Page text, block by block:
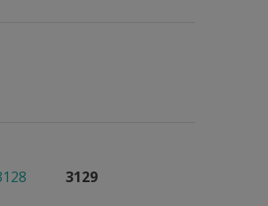
3129